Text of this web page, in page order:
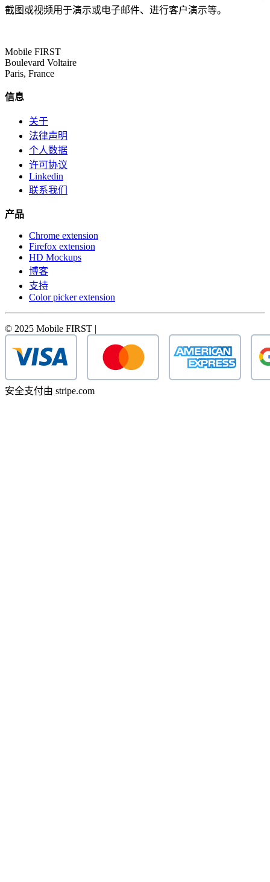
截图或视频用于演示或电子邮件、进行客户演示等。
Mobile FIRST
Boulevard Voltaire
Paris, France
信息
关于
法律声明
个人数据
许可协议
Linkedin
联系我们
产品
Chrome extension
Firefox extension
HD Mockups
博客
支持
Color picker extension
© 2025 Mobile FIRST |
安全支付由 stripe.com